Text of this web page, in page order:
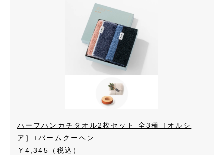
ハーフハンカチタオル2枚セット 全3種［オルシ
ア］+バームクーヘン
￥4,345
（税込）